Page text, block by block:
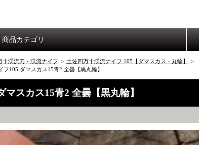
商品カテゴリ
十渓流刀・渓流ナイフ > 土佐四万十渓流ナイフ 105【ダマスカス・丸輪】 >
フ105 ダマスカス15青2 全曇【黒丸輪】
マスカス15青2 全曇【黒丸輪】